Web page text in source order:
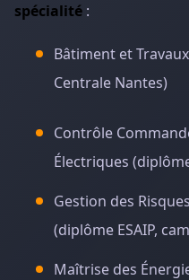
spécialité :
Bâtiment et
Centrale Nantes)
Contrôle
Électriques
Gestion des
(diplôme ESAIP,
Maîtrise des